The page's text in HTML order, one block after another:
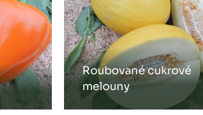
Roubované cukrové
melouny